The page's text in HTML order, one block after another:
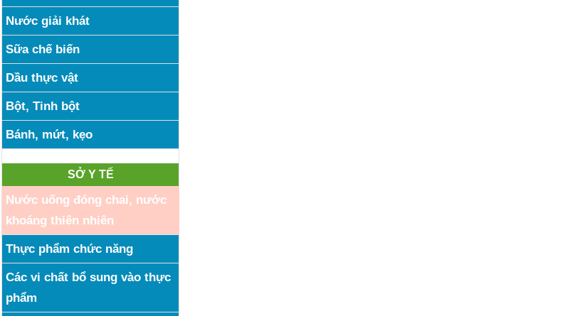
Nước giải khát
Sữa chế biến
Dầu thực vật
Bột, Tinh bột
Bánh, mứt, kẹo
SỞ Y TẾ
Nước uống đóng chai, nước
khoáng thiên nhiên
Thực phẩm chức năng
Các vi chất bổ sung vào thực
phẩm